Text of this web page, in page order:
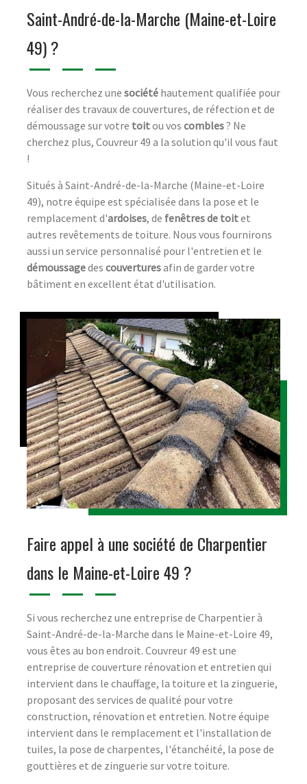
Saint-André-de-la-Marche (Maine-et-Loire
49) ?
Vous recherchez une société hautement qualifiée pour
réaliser des travaux de couvertures, de réfection et de
démoussage sur votre toitou vos combles? Ne
cherchez plus, Couvreur 49 a la solution qu'il vous faut
!
Situés à Saint-André-de-la-Marche (Maine-et-Loire
49), notre équipe est spécialisée dans la pose et le
remplacement d'ardoises, de fenêtres de toitet
autres revêtements de toiture. Nous vous fournirons
aussi un service personnalisé pour l'entretien et le
démoussagedes couverturesafin de garder votre
bâtiment en excellent état d'utilisation.
Faire appel à une société de Charpentier
dans le Maine-et-Loire 49 ?
Si vous recherchez une entreprise de Charpentier à
Saint-André-de-la-Marche dans le Maine-et-Loire 49,
vous êtes au bon endroit. Couvreur 49 est une
entreprise de couverture rénovation et entretien qui
intervient dans le chauffage, la toiture et la zinguerie,
proposant des services de qualité pour votre
construction, rénovation et entretien. Notre équipe
intervient dans le remplacement et l'installation de
tuiles, la pose de charpentes, l'étanchéité, la pose de
gouttières et de zinguerie sur votre toiture.